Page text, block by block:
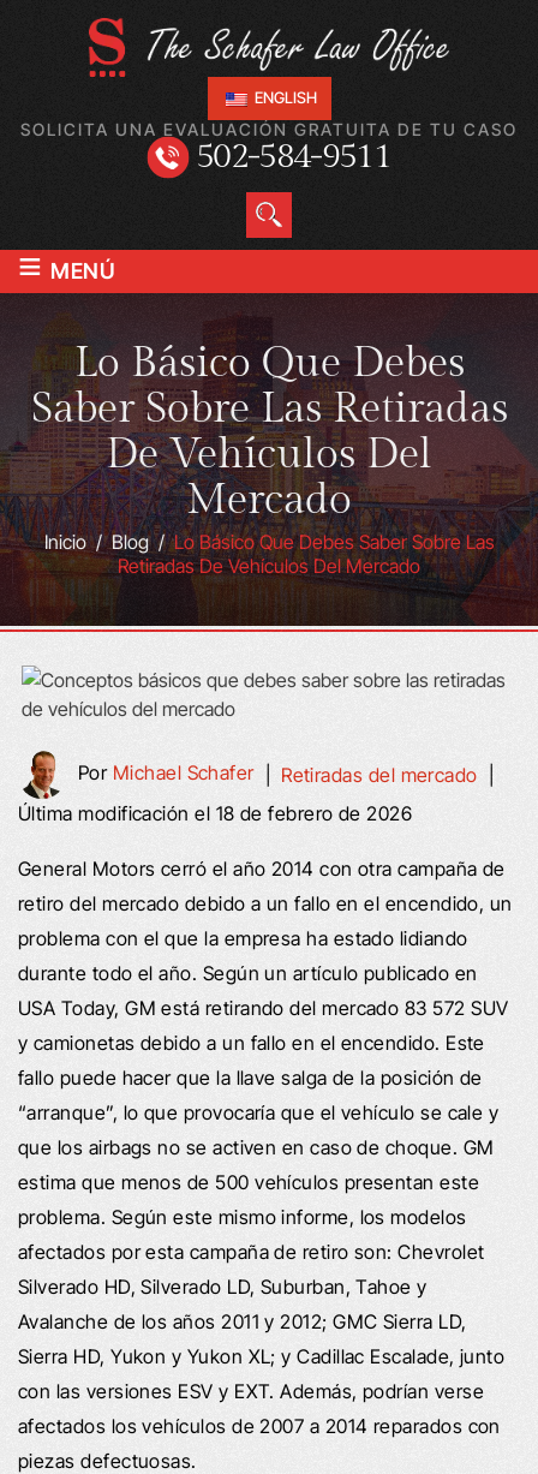
ENGLISH
SOLICITA UNA EVALUACIÓN GRATUITA DE TU CASO
502-584-9511
≡ MENÚ
Lo Básico Que Debes
Saber Sobre Las Retiradas
De Vehículos Del
Mercado
Inicio/Blog/Lo Básico Que Debes Saber Sobre Las
Retiradas De Vehículos Del Mercado
Por Michael Schafer| Retiradas del mercado
Última modificación el 18 de febrero de 2026
General Motors cerró el año 2014 con otra campaña de
retiro del mercado debido a un fallo en el encendido, un
problema con el que la empresa ha estado lidiando
durante todo el año. Según un artículo publicado en
USA Today, GM está retirando del mercado 83 572 SUV
y camionetas debido a un fallo en el encendido. Este
fallo puede hacer que la llave salga de la posición de
“arranque”, lo que provocaría que el vehículo se cale y
que los airbags no se activen en caso de choque. GM
estima que menos de 500 vehículos presentan este
problema. Según este mismo informe, los modelos
afectados por esta campaña de retiro son: Chevrolet
Silverado HD, Silverado LD, Suburban, Tahoe y
Avalanche de los años 2011 y 2012; GMC Sierra LD,
Sierra HD, Yukon y Yukon XL; y Cadillac Escalade, junto
con las versiones ESV y EXT. Además, podrían verse
afectados los vehículos de 2007 a 2014 reparados con
piezas defectuosas.